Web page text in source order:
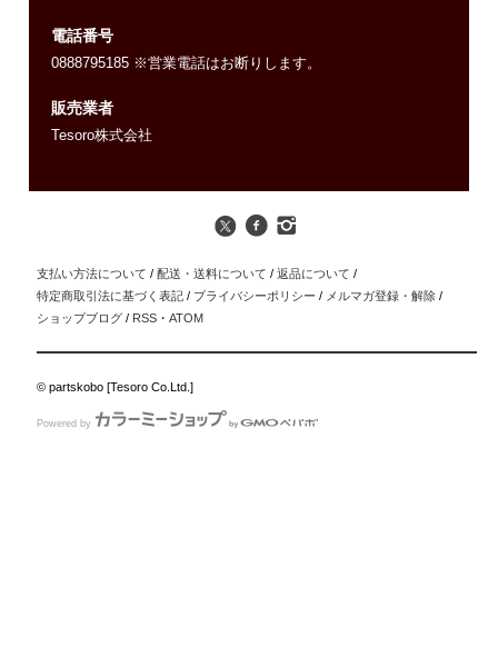
電話番号
0888795185 ※営業電話はお断りします。
販売業者
Tesoro株式会社
支払い方法について / 配送・送料について / 返品について /
特定商取引法に基づく表記 / プライバシーポリシー / メルマガ登録・解除 /
ショップブログ / RSS ・ATOM
© partskobo [Tesoro Co.Ltd.]
Powered by